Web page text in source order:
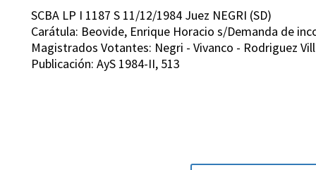
SCBA LP I 1187 S 11/12/1984 Juez NEGRI (SD)
Carátula: Beovide, Enrique Horacio s/Demanda de
Magistrados Votantes: Negri - Vivanco - Rodriguez
Publicación: AyS 1984-II, 513